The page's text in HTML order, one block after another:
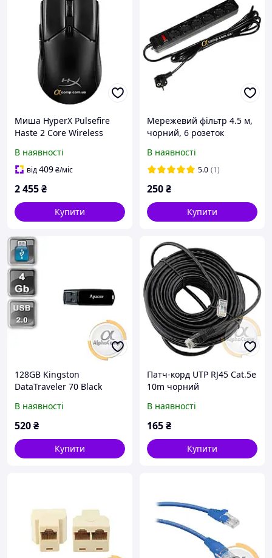
Миша HyperX Pulsefire
Haste 2 Core Wireless
В наявності
від409₴/міс
2 455₴
Купити
Мережевий фільтр 4.5 м,
чорний, 6 розеток
В наявності
5.0 (1)
250₴
Купити
128GB Kingston
DataTraveler 70 Black
C
В наявності
520₴
Купити
Патч-корд UTP RJ45 Cat.5e
10m чорний
В наявності
165₴
Купити